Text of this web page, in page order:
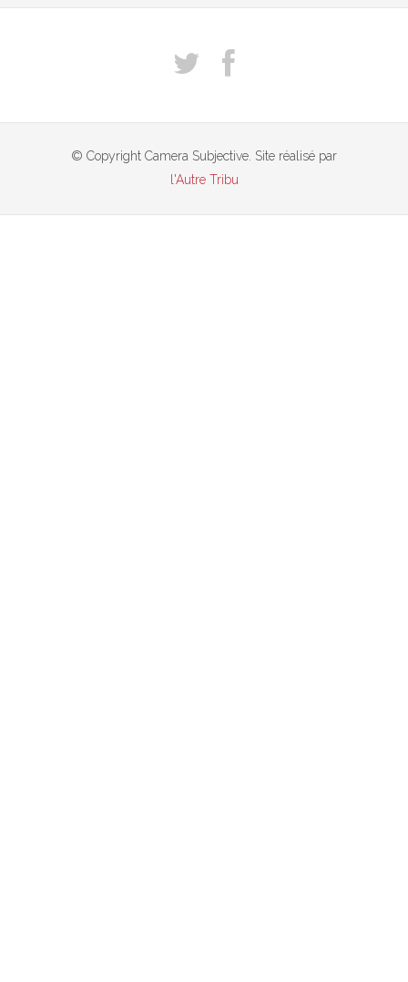
© Copyright Camera Subjective. Site réalisé par
l'Autre Tribu